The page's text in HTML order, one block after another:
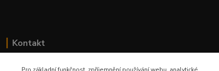
Kontakt
+420 603 411 581